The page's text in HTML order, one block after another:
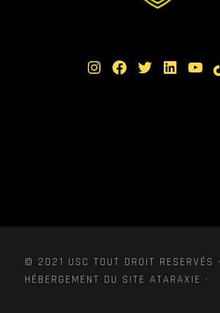
Instagram Facebook Twitter LinkedIn YouTube TikTok
© 2021 USC TOUT DROIT RESERVÉS ·
HÉBERGEMENT DU SITE ATARAXIE ·